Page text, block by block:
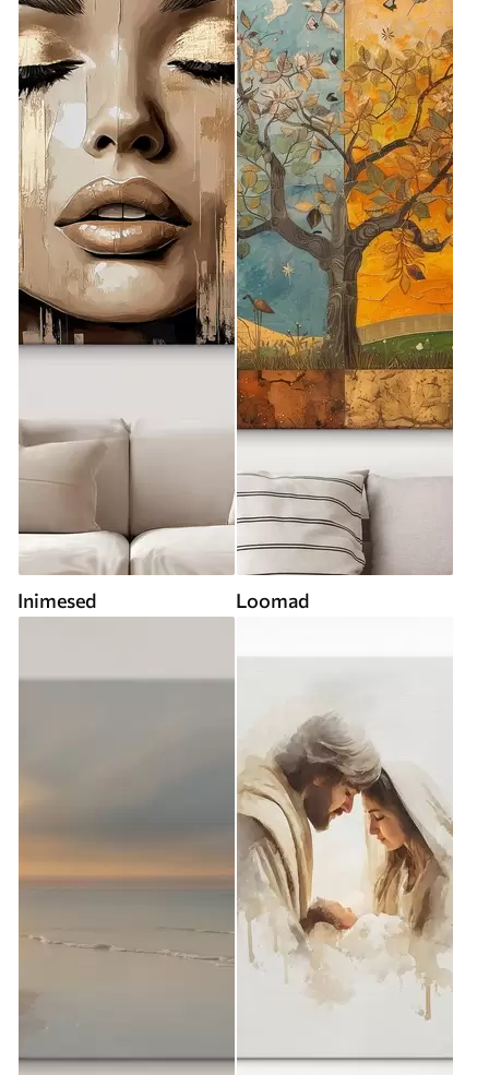
Inimesed Loomad